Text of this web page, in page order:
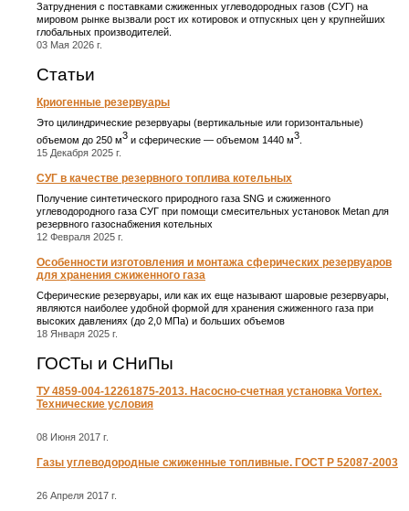
Затруднения с поставками сжиженных углеводородных газов (СУГ) на
мировом рынке вызвали рост их котировок и отпускных цен у крупнейших
глобальных производителей.
03 Мая 2026 г.
Статьи
Криогенные резервуары
Это цилиндрические резервуары (вертикальные или горизонтальные)
объемом до 250 м3 и сферические ― объемом 1440 м3
15 Декабря 2025 г.
СУГ в качестве резервного топлива котельных
Получение синтетического природного газа SNG и сжиженного
углеводородного газа СУГ при помощи смесительных установок Metan для
резервного газоснабжения котельных
12 Февраля 2025 г.
Особенности изготовления и монтажа сферических резервуаров
для хранения сжиженного газа
Сферические резервуары, или как их еще называют шаровые резервуары,
являются наиболее удобной формой для хранения сжиженного газа при
высоких давлениях (до 2,0 МПа) и больших объемов
18 Января 2025 г.
ГОСТы и СНиПы
ТУ 4859-004-12261875-2013. Насосно-счетная установка Vortex.
Технические условия
08 Июня 2017 г.
Газы углеводородные сжиженные топливные. ГОСТ Р 52087-2003
26 Апреля 2017 г.